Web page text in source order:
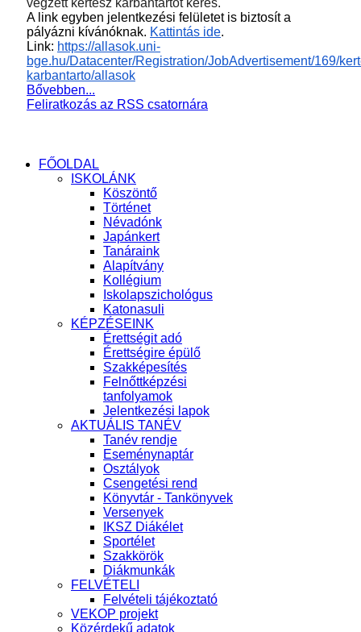
végzett kertész karbantartót keres.
A link egyben jelentkezési felületet is biztosít a
pályázni kívánóknak. Kattintás ide.
Link: https://allasok.uni-
bge.hu/Datacenter/Registration/JobAdvertisement/169/
karbantarto/allasok
Bővebben...
Feliratkozás az RSS csatornára
FŐOLDAL
ISKOLÁNK
Köszöntő
Történet
Névadónk
Japánkert
Tanáraink
Alapítvány
Kollégium
Iskolapszichológus
Katonasuli
KÉPZÉSEINK
Érettségit adó
Érettségire épülő
Szakképesítés
Felnőttképzési
tanfolyamok
Jelentkezési lapok
AKTUÁLIS TANÉV
Tanév rendje
Eseménynaptár
Osztályok
Csengetési rend
Könyvtár - Tankönyvek
Versenyek
IKSZ Diákélet
Sportélet
Szakkörök
Diákmunkák
FELVÉTELI
Felvételi tájékoztató
VEKOP projekt
Közérdekű adatok